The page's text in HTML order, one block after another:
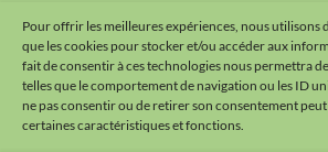
Pour offrir les meilleures expériences, nous utilisons
que les cookies pour stocker et/ou accéder aux
fait de consentir à ces technologies nous permettra
telles que le comportement de navigation ou les ID
ne pas consentir ou de retirer son consentement
certaines caractéristiques et fonctions.